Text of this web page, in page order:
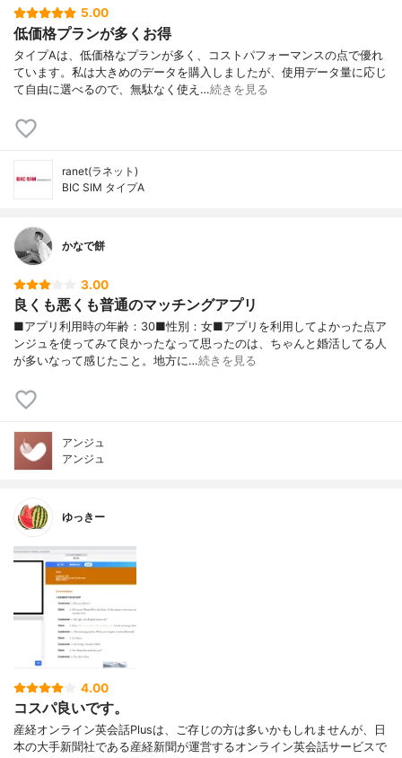
5.00
低価格プランが多くお得
タイプAは、低価格なプランが多く、コストパフォーマンスの点で優れ
ています。私は大きめのデータを購入しましたが、使用データ量に応じ
て自由に選べるので、無駄なく使え…続きを見る
ranet(ラネット)
BIC SIM タイプA
かなで餅
3.00
良くも悪くも普通のマッチングアプリ
■アプリ利用時の年齢：30■性別：女■アプリを利用してよかった点ア
ンジュを使ってみて良かったなって思ったのは、ちゃんと婚活してる人
が多いなって感じたこと。地方に…続きを見る
アンジュ
アンジュ
ゆっきー
4.00
コスパ良いです。
産経オンライン英会話Plusは、ご存じの方は多いかもしれませんが、日
本の大手新聞社である産経新聞が運営するオンライン英会話サービスで